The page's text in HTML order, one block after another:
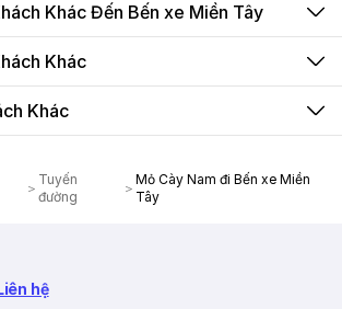
Khác Đến Bến xe Miền Tây
Khác
Khác
Tuyến
đường
Mỏ Cày Nam đi Bến xe Miền
Tây
hệ